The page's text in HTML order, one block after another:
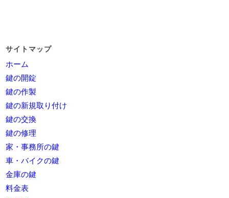
サイトマップ
ホーム
鍵の開錠
鍵の作製
鍵の新規取り付け
鍵の交換
鍵の修理
家・事務所の鍵
車・バイクの鍵
金庫の鍵
料金表